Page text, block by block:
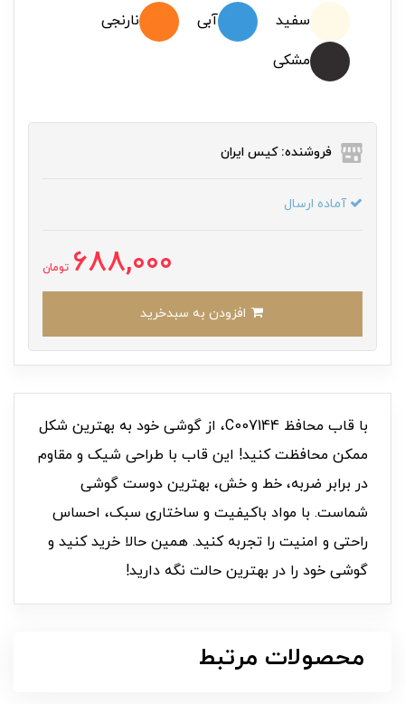
سفید
آبی
نارنجی
مشکی
فروشنده: کیس ایران
آماده ارسال
688,000 تومان
با قاب محافظ C007144، از گوشی خود به بهترین شکل
ممکن محافظت کنید! این قاب با طراحی شیک و مقاوم
در برابر ضربه، خط و خش، بهترین دوست گوشی
شماست. با مواد باکیفیت و ساختاری سبک، احساس
راحتی و امنیت را تجربه کنید. همین حالا خرید کنید و
گوشی خود را در بهترین حالت نگه دارید!
محصولات مرتبط